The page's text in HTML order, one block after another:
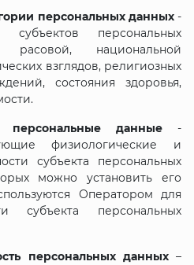
персональных данных -
субъектов персональных
расовой, национальной
взглядов, религиозных
состояния здоровья,
персональные данные -
физиологические и
субъекта персональных
можно установить его
Оператором для
субъекта персональных
персональных данных –